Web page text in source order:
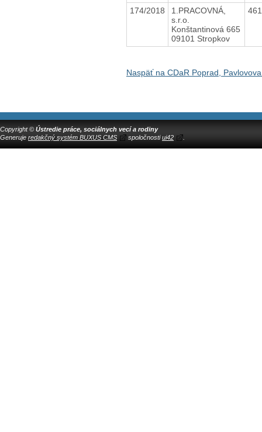
174/2018
1.PRACOVNÁ,
s.r.o.
Konštantinová 665
09101 Stropkov
Naspäť na CDaR Poprad,
Copyright © Ústredie práce, sociálnych vecí a rodiny
Generuje redakčný systém BUXUS CMS spoločnostiui42